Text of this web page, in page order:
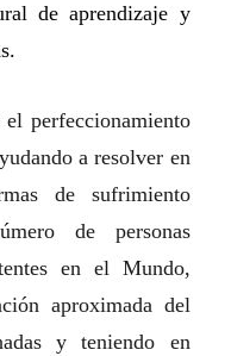
de aprendizaje y
el perfeccionamiento
a resolver en
de sufrimiento
de personas
en el Mundo,
aproximada del
y teniendo en